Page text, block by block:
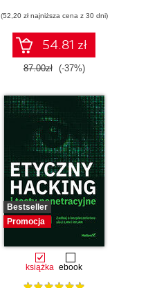
(52,20 zł najniższa cena z 30 dni)
54.81 zł
87.00zł (-37%)
Bestseller
Promocja
książka ebook